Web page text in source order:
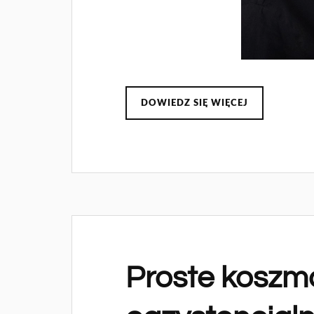
DOWIEDZ SIĘ WIĘCEJ
Proste